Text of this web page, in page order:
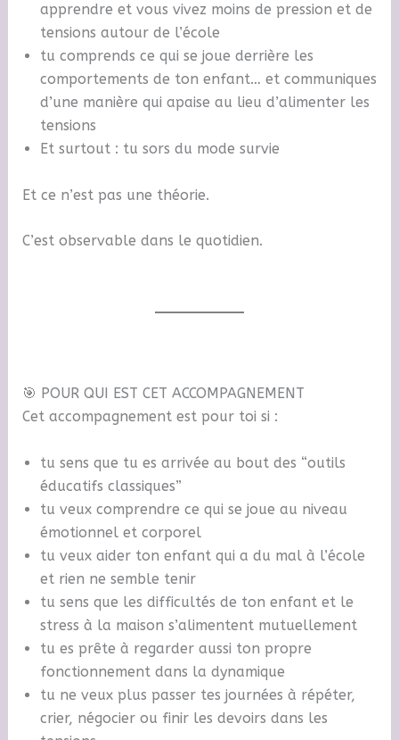
apprendre et vous vivez moins de pression et de
tensions autour de l’école
tu comprends ce qui se joue derrière les
comportements de ton enfant… et communiques
d’une manière qui apaise au lieu d’alimenter les
tensions
Et surtout : tu sors du mode survie
Et ce n’est pas une théorie.
C’est observable dans le quotidien.
🎯 POUR QUI EST CET ACCOMPAGNEMENT
Cet accompagnement est pour toi si :
tu sens que tu es arrivée au bout des “outils
éducatifs classiques”
tu veux comprendre ce qui se joue au niveau
émotionnel et corporel
tu veux aider ton enfant qui a du mal à l’école
et rien ne semble tenir
tu sens que les difficultés de ton enfant et le
stress à la maison s’alimentent mutuellement
tu es prête à regarder aussi ton propre
fonctionnement dans la dynamique
tu ne veux plus passer tes journées à répéter,
crier, négocier ou finir les devoirs dans les